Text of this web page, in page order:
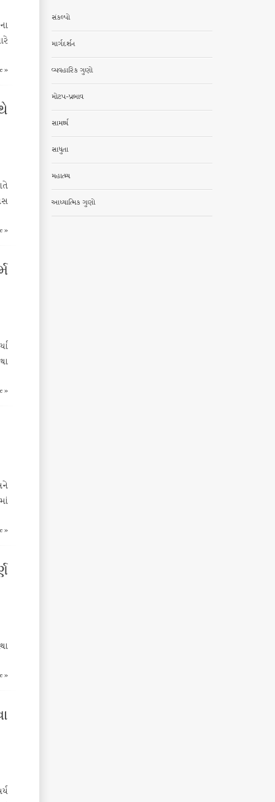
»
»
»
»
»
સંકલ્પો
માર્ગદર્શન
વ્યવહારિક ગુણો
મોટપ-પ્રભાવ
સામર્થ્ય
સાધુતા
મહાત્મ્ય
આધ્યાત્મિક ગુણો